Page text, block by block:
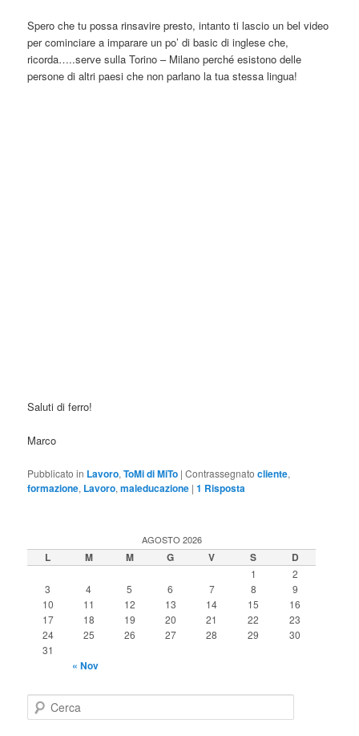
Spero che tu possa rinsavire presto, intanto ti lascio un bel video
per cominciare a imparare un po’ di basic di inglese che,
ricorda…..serve sulla Torino – Milano perché esistono delle
persone di altri paesi che non parlano la tua stessa lingua!
Saluti di ferro!
Marco
Pubblicato in Lavoro,ToMi di MiTo |Contrassegnato cliente,
formazione, Lavoro,maleducazione |1 Risposta
AGOSTO 2026
L M M G V S D
1
2
3
4 5 6 7 8
9
10
11 12 13 14 15
16
17
18 19 20 21 22
23
24
25 26 27 28 29
30
31
« Nov
e